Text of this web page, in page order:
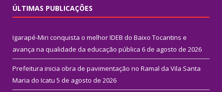
ÚLTIMAS PUBLICAÇÕES
Igarapé-Miri conquista o melhor IDEB do Baixo Tocantins e
avança na qualidade da educação pública 6 de agosto de 2026
Prefeitura inicia obra de pavimentação no Ramal da Vila Santa
Maria do Icatu 5 de agosto de 2026